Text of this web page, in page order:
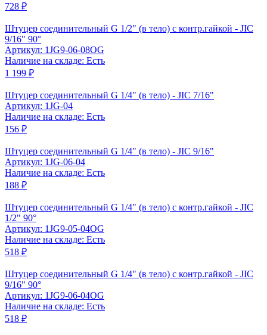
728 ₽
Штуцер соединительный G 1/2" (в тело) с контр.гайкой - JIC
9/16" 90°
Артикул: 1JG9-06-08OG
Наличие на складе: Есть
1 199 ₽
Штуцер соединительный G 1/4" (в тело) - JIC 7/16"
Артикул: 1JG-04
Наличие на складе: Есть
156 ₽
Штуцер соединительный G 1/4" (в тело) - JIC 9/16"
Артикул: 1JG-06-04
Наличие на складе: Есть
188 ₽
Штуцер соединительный G 1/4" (в тело) с контр.гайкой - JIC
1/2" 90°
Артикул: 1JG9-05-04OG
Наличие на складе: Есть
518 ₽
Штуцер соединительный G 1/4" (в тело) с контр.гайкой - JIC
9/16" 90°
Артикул: 1JG9-06-04OG
Наличие на складе: Есть
518 ₽